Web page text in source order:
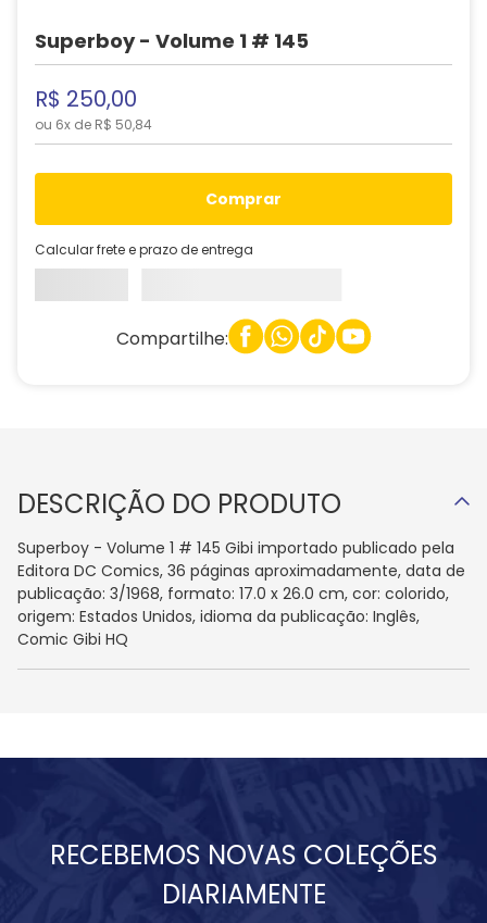
Superboy - Volume 1 # 145
R$ 250,00
ou 6x de R$ 50,84
comprar
Calcular frete e prazo de entrega
Compartilhe:
DESCRIÇÃO DO PRODUTO
Superboy - Volume 1 # 145 Gibi importado publicado pela
Editora DC Comics, 36 páginas aproximadamente, data de
publicação: 3/1968, formato: 17.0 x 26.0 cm, cor: colorido,
origem: Estados Unidos, idioma da publicação: Inglês,
Comic Gibi HQ
RECEBEMOS NOVAS COLEÇÕES
DIARIAMENTE